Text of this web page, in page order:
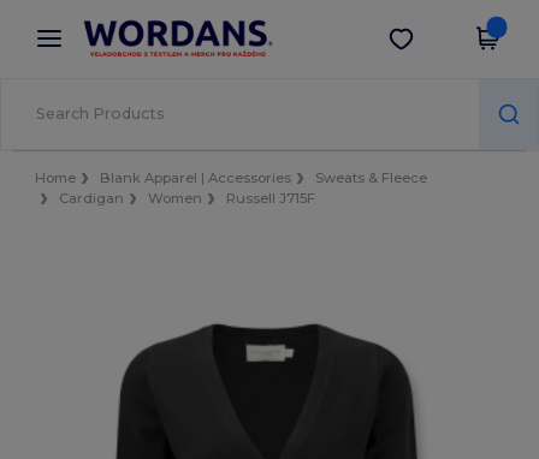
× Aplikace Wordans
Lepší ceny v aplikaci!
Stáhnout app
Home Blank Apparel | Accessories
Sweats & Fleece
Cardigan
Women Russell J715F